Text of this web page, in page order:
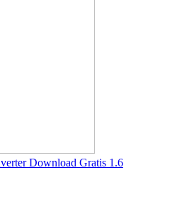
Download Gratis 1.6